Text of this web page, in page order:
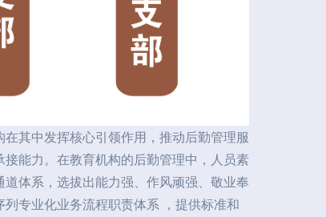
其中发挥核心引领作用，推动后勤管理服
能力。在教育机构的后勤管理中，人员素
体系，选拔出能力强、作风顽强、敬业奉
专业化业务流程职责体系 ，提供标准和